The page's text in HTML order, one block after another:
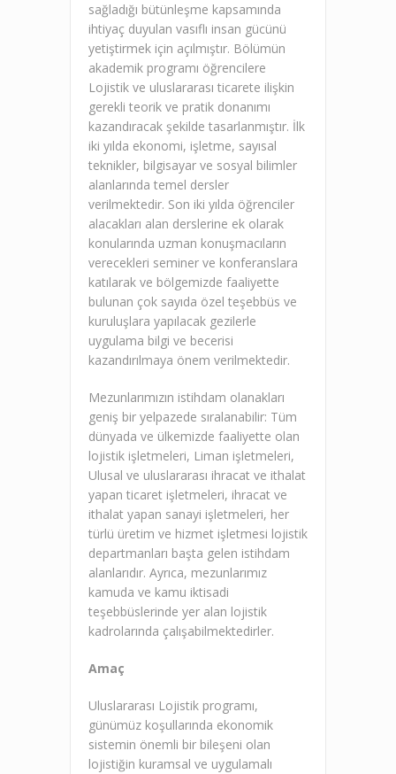
sağladığı bütünleşme kapsamında
ihtiyaç duyulan vasıflı insan gücünü
yetiştirmek için açılmıştır. Bölümün
akademik programı öğrencilere
Lojistik ve uluslararası ticarete ilişkin
gerekli teorik ve pratik donanımı
kazandıracak şekilde tasarlanmıştır. İlk
iki yılda ekonomi, işletme, sayısal
teknikler, bilgisayar ve sosyal bilimler
alanlarında temel dersler
verilmektedir. Son iki yılda öğrenciler
alacakları alan derslerine ek olarak
konularında uzman konuşmacıların
verecekleri seminer ve konferanslara
katılarak ve bölgemizde faaliyette
bulunan çok sayıda özel teşebbüs ve
kuruluşlara yapılacak gezilerle
uygulama bilgi ve becerisi
kazandırılmaya önem verilmektedir.
Mezunlarımızın istihdam olanakları
geniş bir yelpazede sıralanabilir: Tüm
dünyada ve ülkemizde faaliyette olan
lojistik işletmeleri, Liman işletmeleri,
Ulusal ve uluslararası ihracat ve ithalat
yapan ticaret işletmeleri, ihracat ve
ithalat yapan sanayi işletmeleri, her
türlü üretim ve hizmet işletmesi lojistik
departmanları başta gelen istihdam
alanlarıdır. Ayrıca, mezunlarımız
kamuda ve kamu iktisadi
teşebbüslerinde yer alan lojistik
kadrolarında çalışabilmektedirler.
Amaç
Uluslararası Lojistik programı,
günümüz koşullarında ekonomik
sistemin önemli bir bileşeni olan
lojistiğin kuramsal ve uygulamalı